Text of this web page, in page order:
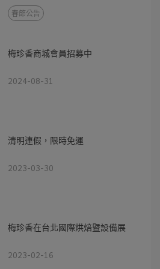
春節公告
梅珍香商城會員招募中
2024-08-31
清明連假，限時免運
2023-03-30
梅珍香在台北國際烘焙暨設備展
2023-02-16